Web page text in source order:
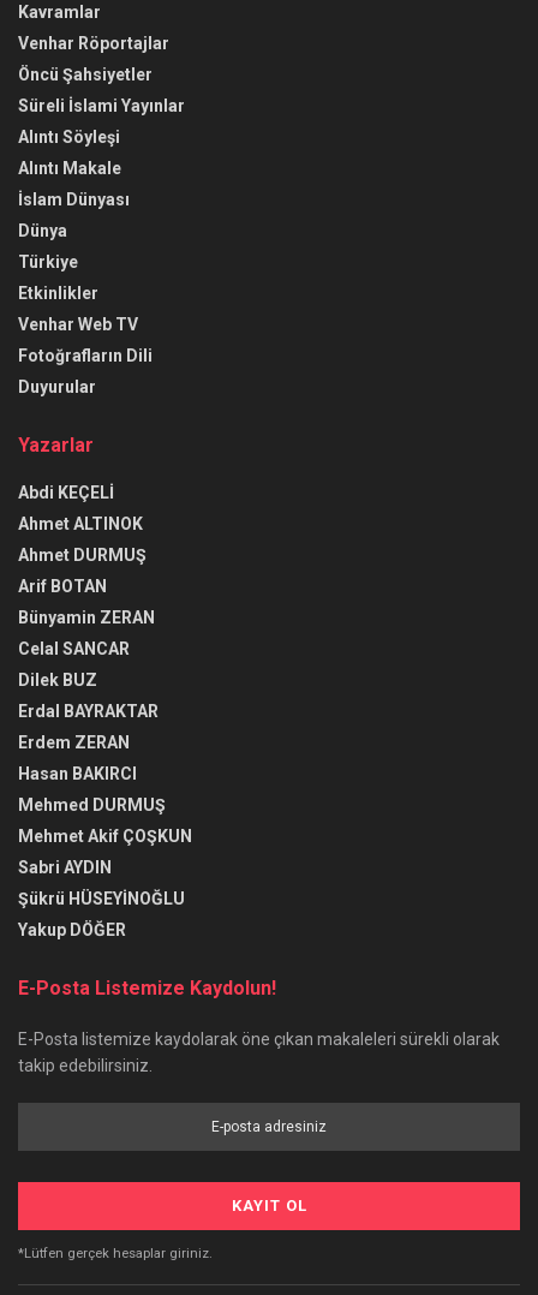
Kavramlar
Venhar Röportajlar
Öncü Şahsiyetler
Süreli İslami Yayınlar
Alıntı Söyleşi
Alıntı Makale
İslam Dünyası
Dünya
Türkiye
Etkinlikler
Venhar Web TV
Fotoğrafların Dili
Duyurular
Yazarlar
Abdi KEÇELİ
Ahmet ALTINOK
Ahmet DURMUŞ
Arif BOTAN
Bünyamin ZERAN
Celal SANCAR
Dilek BUZ
Erdal BAYRAKTAR
Erdem ZERAN
Hasan BAKIRCI
Mehmed DURMUŞ
Mehmet Akif ÇOŞKUN
Sabri AYDIN
Şükrü HÜSEYİNOĞLU
Yakup DÖĞER
E-Posta Listemize Kaydolun!
E-Posta listemize kaydolarak öne çıkan makaleleri sürekli olarak
takip edebilirsiniz.
*Lütfen gerçek hesaplar giriniz.